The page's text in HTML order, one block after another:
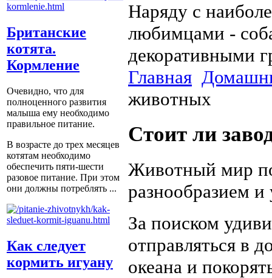
Британские
котята.
Кормление
Очевидно, что для
полноценного развития
малыша ему необходимо
правильное питание.
В возрасте до трех месяцев
котятам необходимо
обеспечить пяти-шести
разовое питание. При этом
они должны потреблять ...
Как следует
кормить игуану
Наряду с
любимцами -
декоративными
Главная
животных
Стоит ли
Животный мир
разнообразием
За поиском
отправляться в
океана и